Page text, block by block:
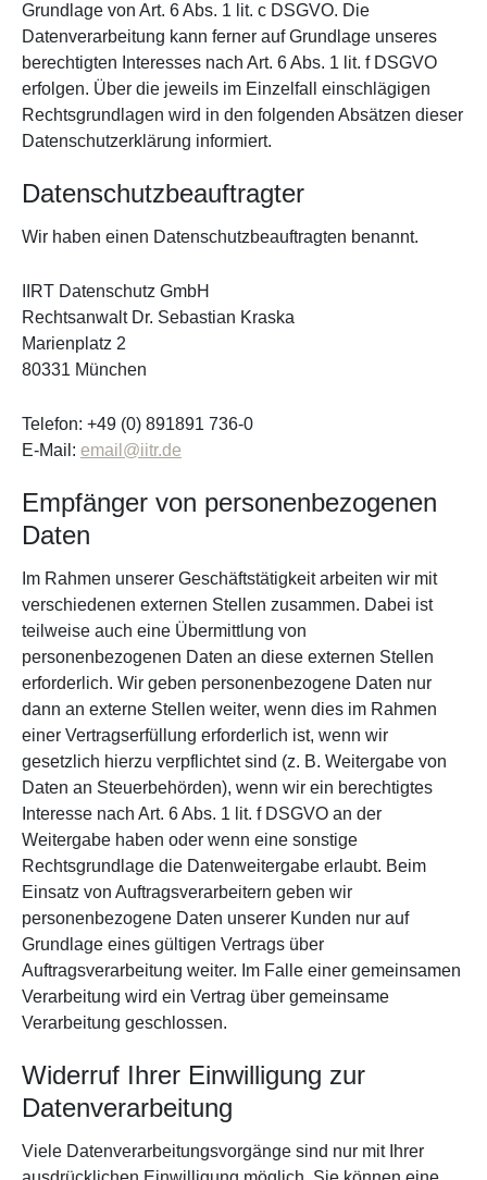
Grundlage von Art. 6 Abs. 1 lit. c DSGVO. Die
Datenverarbeitung kann ferner auf Grundlage unseres
berechtigten Interesses nach Art. 6 Abs. 1 lit. f DSGVO
erfolgen. Über die jeweils im Einzelfall einschlägigen
Rechtsgrundlagen wird in den folgenden Absätzen dieser
Datenschutzerklärung informiert.
Datenschutz­beauftragter
Wir haben einen Datenschutzbeauftragten benannt.
IIRT Datenschutz GmbH
Rechtsanwalt Dr. Sebastian Kraska
Marienplatz 2
80331 München
Telefon: +49 (0) 891891 736-0
E-Mail: email@iitr.de
Empfänger von personenbezogenen
Daten
Im Rahmen unserer Geschäftstätigkeit arbeiten wir mit
verschiedenen externen Stellen zusammen. Dabei ist
teilweise auch eine Übermittlung von
personenbezogenen Daten an diese externen Stellen
erforderlich. Wir geben personenbezogene Daten nur
dann an externe Stellen weiter, wenn dies im Rahmen
einer Vertragserfüllung erforderlich ist, wenn wir
gesetzlich hierzu verpflichtet sind (z. B. Weitergabe von
Daten an Steuerbehörden), wenn wir ein berechtigtes
Interesse nach Art. 6 Abs. 1 lit. f DSGVO an der
Weitergabe haben oder wenn eine sonstige
Rechtsgrundlage die Datenweitergabe erlaubt. Beim
Einsatz von Auftragsverarbeitern geben wir
personenbezogene Daten unserer Kunden nur auf
Grundlage eines gültigen Vertrags über
Auftragsverarbeitung weiter. Im Falle einer gemeinsamen
Verarbeitung wird ein Vertrag über gemeinsame
Verarbeitung geschlossen.
Widerruf Ihrer Einwilligung zur
Datenverarbeitung
Viele Datenverarbeitungsvorgänge sind nur mit Ihrer